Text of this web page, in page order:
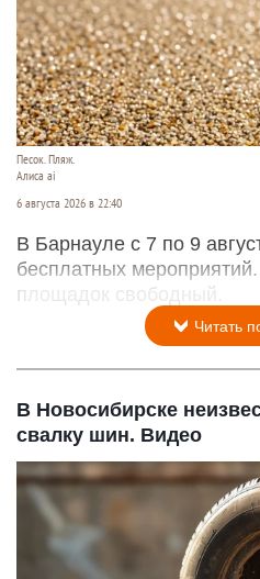
Песок. Пляж.
Алиса ai
6 августа 2026 в 22:40
В Барнауле с 7 по 9
бесплатных
площадок свободный.
Читать
В Новосибирске
свалку шин. Видео